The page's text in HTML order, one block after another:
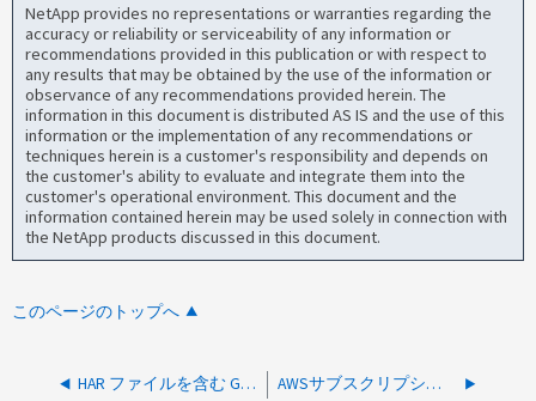
NetApp provides no representations or warranties regarding the
accuracy or reliability or serviceability of any information or
recommendations provided in this publication or with respect to
any results that may be obtained by the use of the information or
observance of any recommendations provided herein. The
information in this document is distributed AS IS and the use of this
information or the implementation of any recommendations or
techniques herein is a customer's responsibility and depends on
the customer's ability to evaluate and integrate them into the
customer's operational environment. This document and the
information contained herein may be used solely in connection with
the NetApp products discussed in this document.
このページのトップへ
HAR ファイルを含む GUI から Cloud Manager のトラブルシューティングを行う方法 AWSサブスクリプションのサブスクリプションを解除する方法